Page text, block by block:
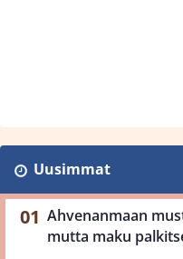
Uusimmat
Ahvenanmaan
mutta maku